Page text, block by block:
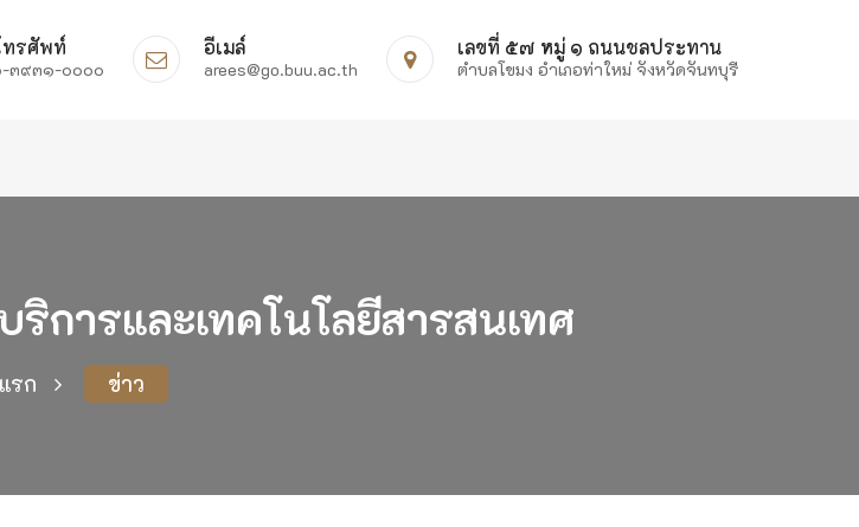
ทรศัพท์
๓๙๓๑-๐๐๐๐
อีเมล์
arees@go.buu.ac.th
เลขที่ ๕๗ หมู่ ๑ ถนนชลประทาน
ตำบลโขมง อำเภอท่าใหม่ จังหวัดจันทบุรี
การและเทคโนโลยีสารสนเทศ
รก ข่าว